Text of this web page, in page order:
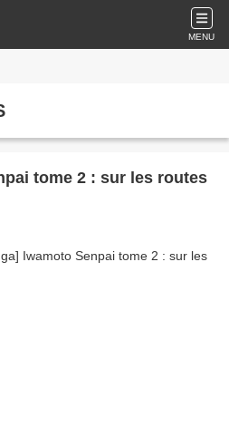
MENU
tome 2 : sur les routes